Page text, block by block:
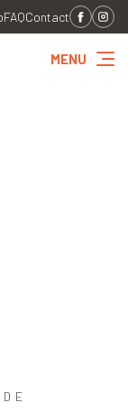
FAQContact
MENU